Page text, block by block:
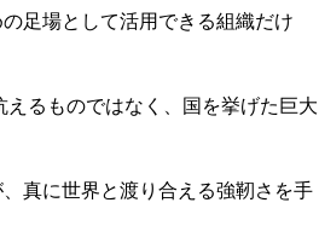
足場として活用できる組織だけ
るものではなく、国を挙げた巨大
真に世界と渡り合える強靭さを手